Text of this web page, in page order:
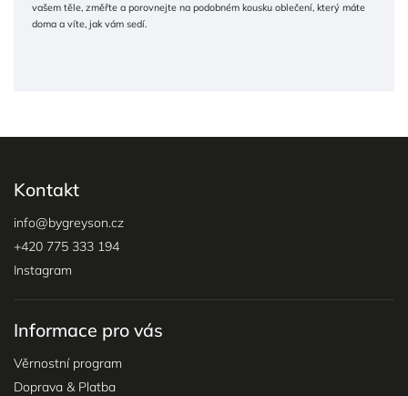
vašem těle, změřte a porovnejte na podobném kousku oblečení, který máte
doma a víte, jak vám sedí.
Kontakt
info@bygreyson.cz
+420 775 333 194
Instagram
Informace pro vás
Věrnostní program
Doprava & Platba